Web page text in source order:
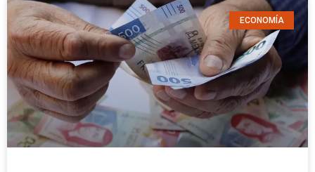
ECONOMÍA